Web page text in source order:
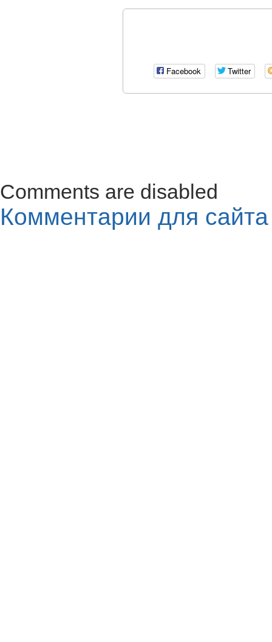
Facebook Twitter
Comments are disabled
Комментарии для